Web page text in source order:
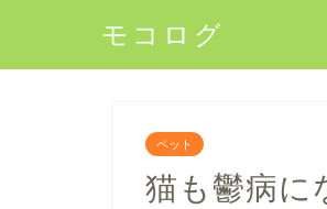
モコログ
ペット
猫も鬱病に